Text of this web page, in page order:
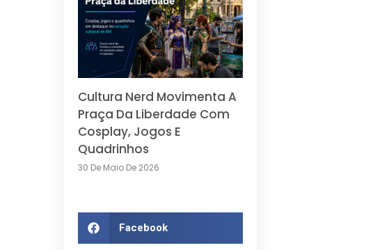
Cultura Nerd Movimenta A
Praça Da Liberdade Com
Cosplay, Jogos E
Quadrinhos
30 De Maio De 2026
Facebook